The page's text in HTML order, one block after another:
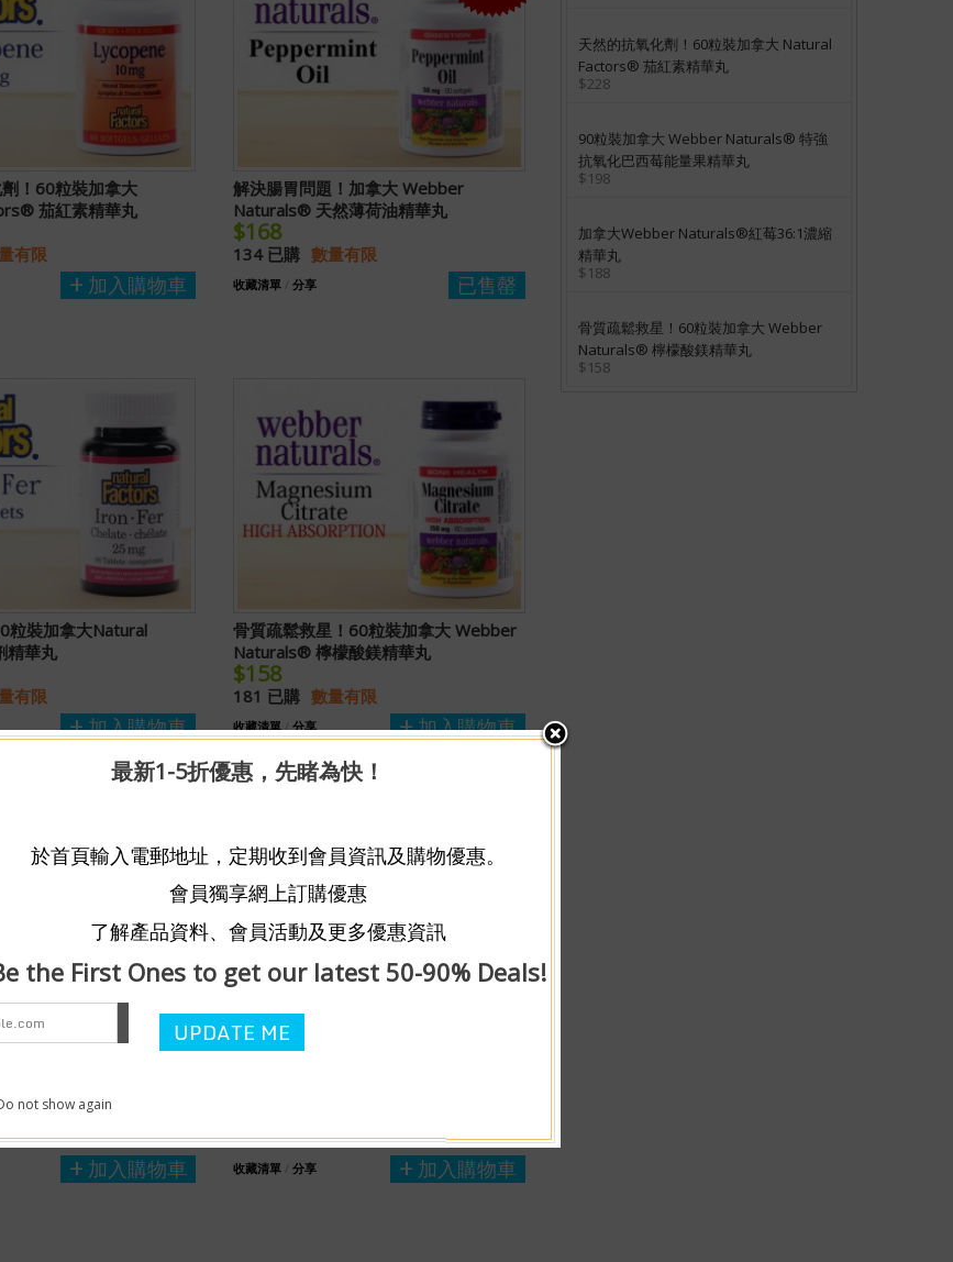
！60粒裝加拿大
茄紅素精華丸
有限
加入購物車
解決腸胃問題！加拿大 Webber
Naturals® 天然薄荷油精華丸
$168
134 已購 數量有限
已售罄
收藏清單 / 分享
粒裝加拿大Natural
精華丸
有限
加入購物車
骨質疏鬆救星！60粒裝加拿大 Webber
Naturals® 檸檬酸鎂精華丸
$158
181 已購 數量有限
加入購物車
收藏清單 /分享
Naturals® 抗風濕生薑
有限
加入購物車
174 已購 數量有限
加入購物車
收藏清單 / 分享
天然的抗氧化劑！60粒裝加拿大 Natural
Factors® 茄紅素精華丸
$228
90粒裝加拿大 Webber Naturals® 特強
抗氧化巴西莓能量果精華丸
$198
加拿大Webber Naturals®紅莓36:1濃縮
精華丸
$188
骨質疏鬆救星！60粒裝加拿大 Webber
Naturals® 檸檬酸鎂精華丸
$158
最新1-5折優惠，先睹為快！
於首頁輸入電郵地址，定期收到會員資訊及購物優惠。
會員獨享網上訂購優惠
了解產品資料、會員活動及更多優惠資訊
the First Ones to get our latest 50-90% Deals!
not show again